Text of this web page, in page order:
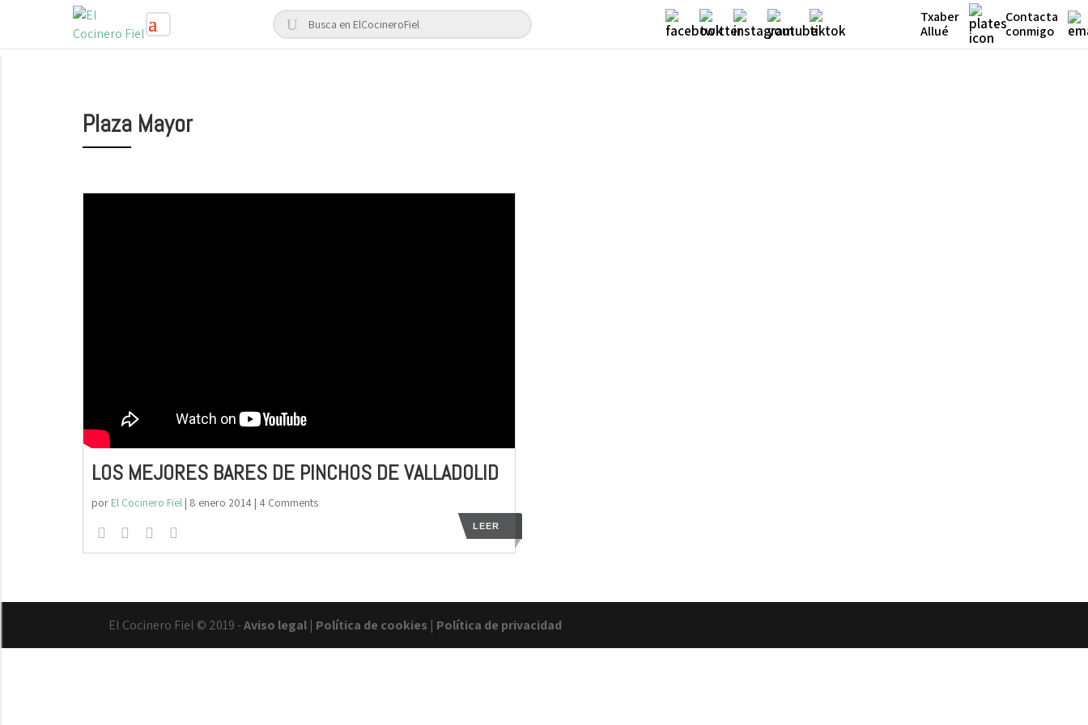
Txaber
Allué
Contacta
conmigo
Plaza Mayor
LOS MEJORES BARES DE PINCHOS DE VALLADOLID
por El Cocinero Fiel| 8 enero 2014| 4 Comments
LEER
El Cocinero Fiel © 2019 -Aviso legal | Política de cookies | Política de privacidad